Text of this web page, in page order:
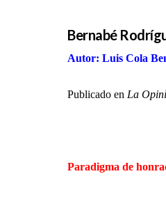
Bernabé
Autor: Luis Cola
Publicado en La
Paradigma de